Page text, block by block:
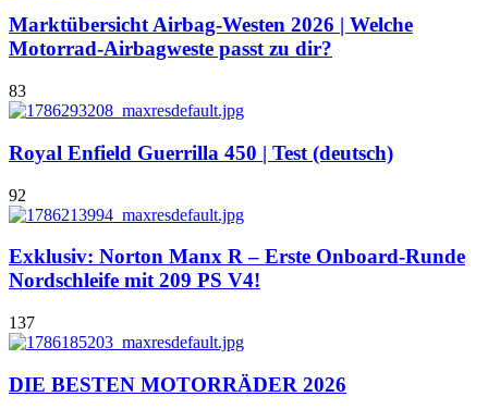
Marktübersicht Airbag-Westen 2026 | Welche
Motorrad-Airbagweste passt zu dir?
83
Royal Enfield Guerrilla 450 | Test (deutsch)
92
Exklusiv: Norton Manx R – Erste Onboard-Runde
Nordschleife mit 209 PS V4!
137
DIE BESTEN MOTORRÄDER 2026